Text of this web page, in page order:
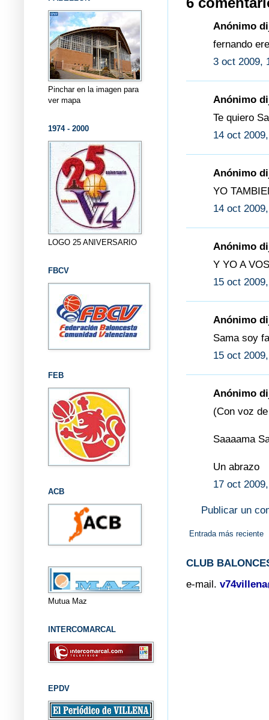
Anónimo
fernando
3 oct 2009,
Anónimo
Te quiero
14 oct
Anónimo
YO
14 oct
Anónimo
Y YO A
15 oct
Anónimo
Sama soy
15 oct
Anónimo
(Con voz
Saaaama
Un abrazo
17 oct
Publicar un
Entrada más reciente
CLUB
e-mail.
Pinchar en la imagen para
ver mapa
1974 - 2000
LOGO 25 ANIVERSARIO
FBCV
FEB
ACB
Mutua Maz
INTERCOMARCAL
EPDV